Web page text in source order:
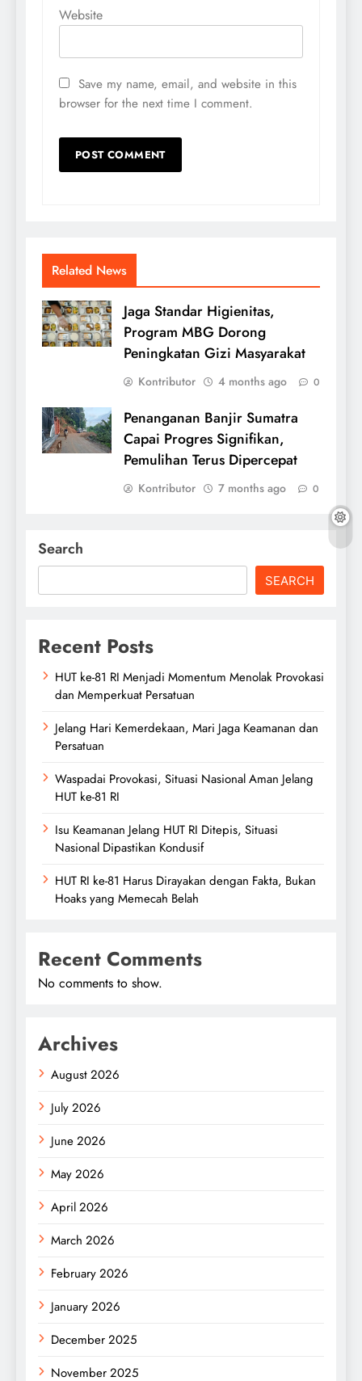
Website
Save my name, email, and website in this
browser for the next time I comment.
Related News
Jaga Standar Higienitas,
Program MBG Dorong
Peningkatan Gizi Masyarakat
Kontributor 4 months ago 0
Penanganan Banjir Sumatra
Capai Progres Signifikan,
Pemulihan Terus Dipercepat
Kontributor 7 months ago 0
Search
SEARCH
Recent Posts
HUT ke-81 RI Menjadi Momentum Menolak Provokasi
dan Memperkuat Persatuan
Jelang Hari Kemerdekaan, Mari Jaga Keamanan dan
Persatuan
Waspadai Provokasi, Situasi Nasional Aman Jelang
HUT ke-81 RI
Isu Keamanan Jelang HUT RI Ditepis, Situasi
Nasional Dipastikan Kondusif
HUT RI ke-81 Harus Dirayakan dengan Fakta, Bukan
Hoaks yang Memecah Belah
Recent Comments
No comments to show.
Archives
August 2026
July 2026
June 2026
May 2026
April 2026
March 2026
February 2026
January 2026
December 2025
November 2025